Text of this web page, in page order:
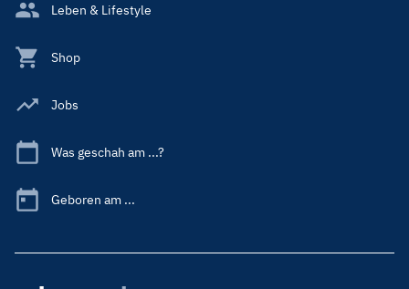
Leben & Lifestyle
Shop
Jobs
Was geschah am ...?
Geboren am ...